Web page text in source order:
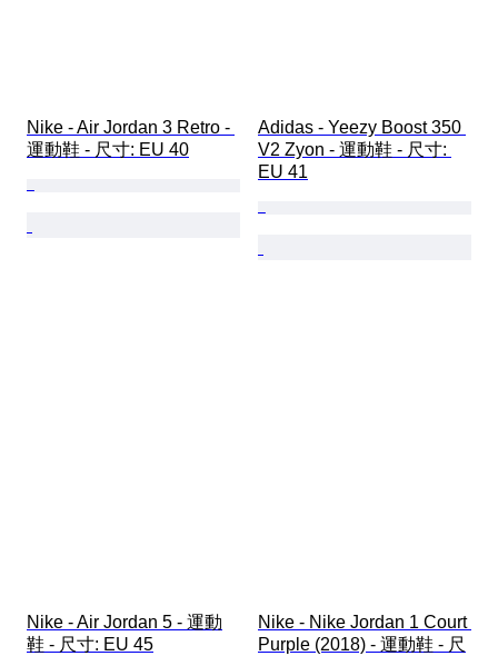
Nike - Air Jordan 3 Retro -
運動鞋 - 尺寸: EU 40
Adidas - Yeezy Boost 350
V2 Zyon - 運動鞋 - 尺寸:
EU 41
Nike - Air Jordan 5 - 運動
鞋 - 尺寸: EU 45
Nike - Nike Jordan 1 Court
Purple (2018) - 運動鞋 - 尺